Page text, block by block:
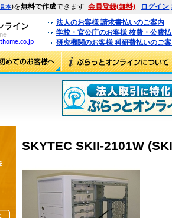
見本)を無料で作成できます 会員登録(無料) ログイン
法人のお客様 請求書払いのご案内
学校・官公庁のお客様 校費・公費
研究機関のお客様 科研費払いのご
SKYTEC SKII-2101W